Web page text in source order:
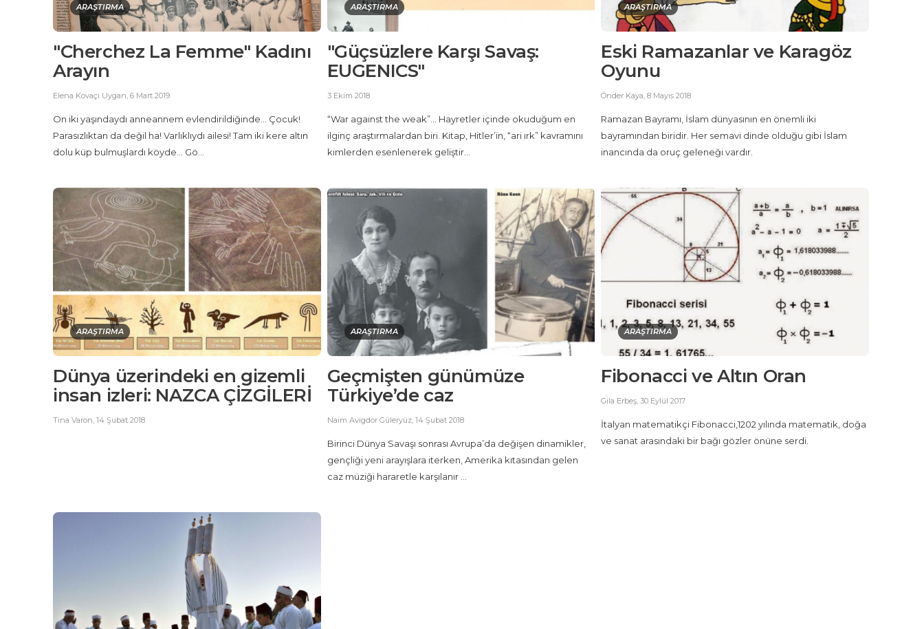
ARAŞTIRMA
"Cherchez La Femme" Kadını
Arayın
Elena Kovaçi Uygan, 6 Mart 2019
On iki yaşındaydı anneannem evlendirildiğinde… Çocuk!
Parasızlıktan da değil ha! Varlıklıydı ailesi! Tam iki kere altın
dolu küp bulmuşlardı köyde… Gö...
ARAŞTIRMA
"Güçsüzlere Karşı Savaş:
EUGENICS"
3 Ekim 2018
“War against the weak”… Hayretler içinde okuduğum en
ilginç araştırmalardan biri. Kitap, Hitler’in, “ari ırk” kavramını
kimlerden esenlenerek geliştir...
ARAŞTIRMA
Eski Ramazanlar ve Karagöz
Oyunu
Önder Kaya,8 Mayıs 2018
Ramazan Bayramı, İslam dünyasının en önemli iki
bayramından biridir. Her semavi dinde olduğu gibi İslam
inancında da oruç geleneği vardır.
ARAŞTIRMA
Dünya üzerindeki en gizemli
insan izleri: NAZCA ÇİZGİLERİ
Tina Varon, 14 Şubat 2018
ARAŞTIRMA
Geçmişten günümüze
Türkiye’de caz
Naim Avigdor Güleryüz, 14 Şubat 2018
Birinci Dünya Savaşı sonrası Avrupa’da değişen dinamikler,
gençliği yeni arayışlara iterken, Amerika kıtasından gelen
caz müziği hararetle karşılanır ...
ARAŞTIRMA
Fibonacci ve Altın Oran
Gila Erbeş,30 Eylül 2017
İtalyan matematikçi Fibonacci,1202 yılında matematik, doğa
ve sanat arasındaki bir bağı gözler önüne serdi.